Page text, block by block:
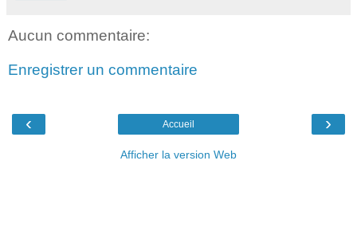
Aucun commentaire:
Enregistrer un commentaire
‹ ›
Accueil
Afficher la version Web